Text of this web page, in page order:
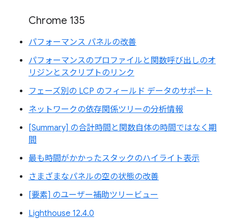
Chrome 135
パフォーマンス パネルの改善
パフォーマンスのプロファイルと関数呼び出しのオ
リジンとスクリプトのリンク
フェーズ別の LCP のフィールド データのサポート
ネットワークの依存関係ツリーの分析情報
[Summary] の合計時間と関数自体の時間ではなく期
間
最も時間がかかったスタックのハイライト表示
さまざまなパネルの空の状態の改善
[要素] のユーザー補助ツリービュー
Lighthouse 12.4.0